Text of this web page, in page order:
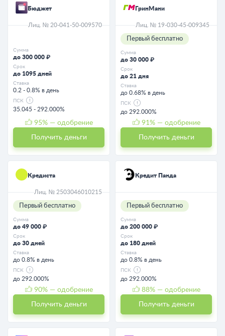
Бюджет
Лиц. № 20-041-50-009570
Сумма
до 300 000 ₽
Срок
до 1095 дней
Ставка
0.2 - 0.8% в день
ПСК
35.045 - 292.000%
95% — одобрение
Получить деньги
ГринМани
Лиц. № 19-030-45-009345
Первый бесплатно
Сумма
до 30 000 ₽
Срок
до 21 дня
Ставка
до 0.68% в день
ПСК
до 292.000%
91 % — одобрение
Получить деньги
Кредиста
Лиц. № 2503046010215
Первый бесплатно
Сумма
до 49 000 ₽
Срок
до 30 дней
Ставка
до 0.8% в день
ПСК
до 292.000%
90% — одобрение
Получить деньги
Кредит Панда
Первый бесплатно
Сумма
до 200 000 ₽
Срок
до 180 дней
Ставка
до 0.8% в день
ПСК
до 292.000%
88% — одобрение
Получить деньги